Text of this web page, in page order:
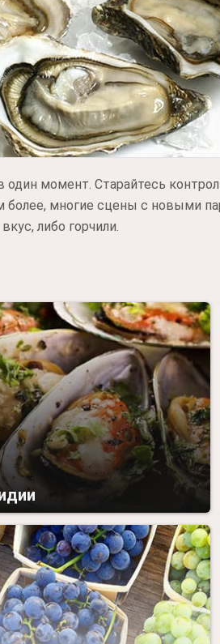
момент. Старайтесь
многие сцены с новыми
либо горчили.